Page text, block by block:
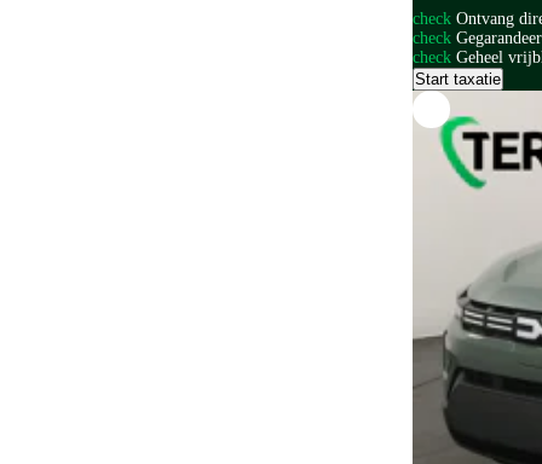
check Ontvang
check
checkGeheel
Start taxatie